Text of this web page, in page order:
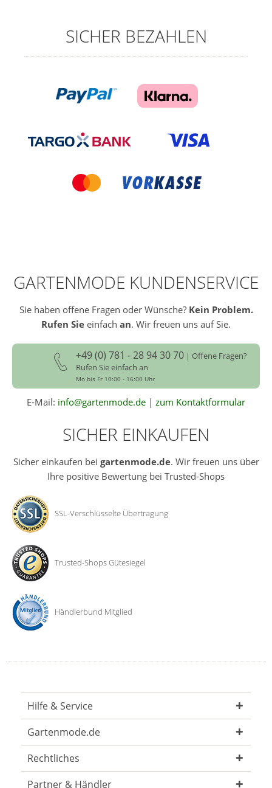
SICHER BEZAHLEN
GARTENMODE KUNDENSERVICE
Sie haben offene Fragen oder Wünsche? Kein Problem.
Rufen Sie einfach an. Wir freuen uns auf Sie.
+49 (0) 781 - 28 94 30 70 | Offene Fragen?
Rufen Sie einfach an
Mo bis Fr 10:00 - 16:00 Uhr
E-Mail: info@gartenmode.de | zum Kontaktformular
SICHER EINKAUFEN
Sicher einkaufen bei gartenmode.de. Wir freuen uns über
Ihre positive Bewertung bei Trusted-Shops
SSL-Verschlüsselte Übertragung
Trusted-Shops Gütesiegel
Händlerbund Mitglied
Hilfe & Service
Gartenmode.de
Rechtliches
Partner & Händler